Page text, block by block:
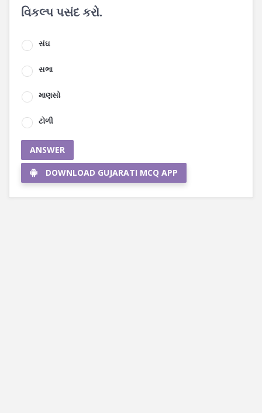
વિકલ્પ પસંદ કરો.
સંઘ
સભા
માણસો
ટોળી
ANSWER
DOWNLOAD GUJARATI MCQ APP